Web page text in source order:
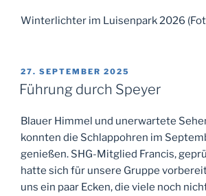
Winterlichter im Luisenpark 2026
VERÖFFENTLICHT
AM
27. SEPTEMBER 2025
Führung durch Speyer
Blauer Himmel und unerwartete
konnten die Schlappohren im
genießen. SHG-Mitglied Francis,
hatte sich für unsere Gruppe
uns ein paar Ecken, die viele noch